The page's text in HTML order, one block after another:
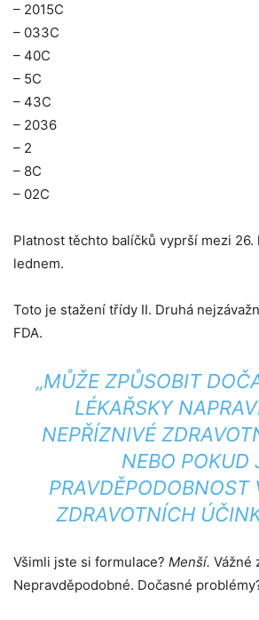
– 2015C
– 033C
– 40C
– 5C
– 43C
– 2036
– 2
– 8C
– 02C
Platnost těchto balíčků vyprší mezi 26.
lednem.
Toto je stažení třídy II. Druhá
FDA.
„MŮŽE ZPŮSOBIT
LÉKAŘSKY
NEPŘÍZNIVÉ
NEBO POKUD
PRAVDĚPODOBNOST
ZDRAVOTNÍCH
Všimli jste si formulace? Menší. Vážné
Nepravděpodobné. Dočasné